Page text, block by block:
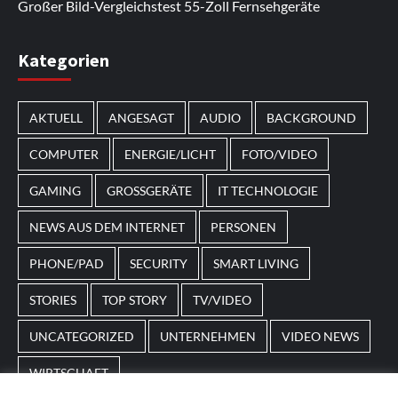
Großer Bild-Vergleichstest 55-Zoll Fernsehgeräte
Im Laufe des Jahres erscheinen thematische
Spielautomaten mit passenden Designs. Im Bereich
vonMagneticslotskönnen solche saisonalen Slots
beispielsweise an Feiertage oder besondere Events
angepasst sein.
Kategorien
AKTUELL ANGESAGT AUDIO BACKGROUND
COMPUTER ENERGIE/LICHT FOTO/VIDEO
GAMING GROSSGERÄTE IT TECHNOLOGIE
NEWS AUS DEM INTERNET PERSONEN
PHONE/PAD SECURITY SMART LIVING
STORIES TOP STORY TV/VIDEO
UNCATEGORIZED UNTERNEHMEN VIDEO NEWS
WIRTSCHAFT